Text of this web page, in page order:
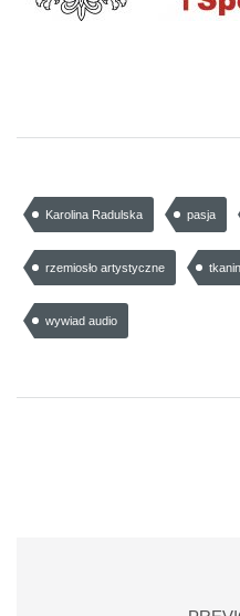
Karolina Radulska pasja
rzemiosło artystyczne
wywiad audio